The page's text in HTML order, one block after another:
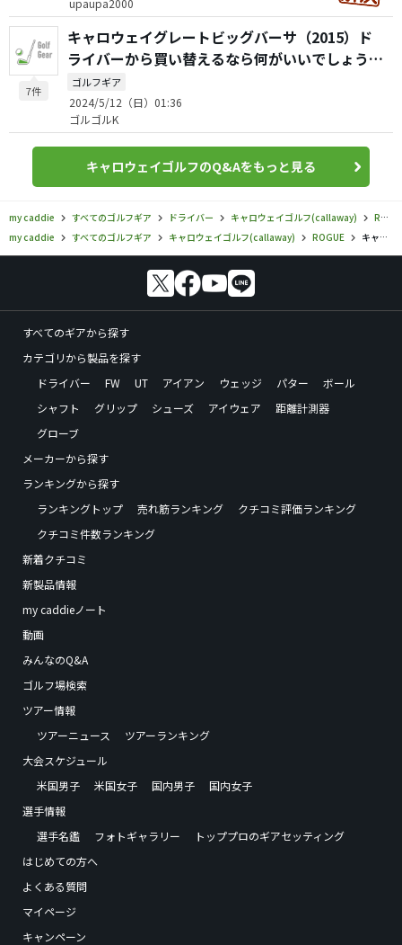
upaupa2000
7件
キャロウェイグレートビッグバーサ（2015）ド
ライバーから買い替えるなら何がいいでしょう
か？
ゴルフギア
2024/5/12（日）01:36
ゴルゴルK
キャロウェイゴルフのQ&Aをもっと見る
my caddie すべてのゴルフギア ドライバー キャロウェイゴルフ(callaway)
ROGUE
my caddie
すべてのゴルフギア キャロウェイゴルフ(callaway) ROGUE キャロウェイゴルフ／ROGUE／ROGUE STAR ドライバ―の口コミ評価
すべてのギアから探す
カテゴリから製品を探す
ドライバー
FW UT アイアン ウェッジ パター
ボール
シャフト
グリップ シューズ アイウェア
距離計測器
グローブ
メーカーから探す
ランキングから探す
ランキングトップ
売れ筋ランキング
クチコミ評価ランキング
クチコミ件数ランキング
新着クチコミ
新製品情報
my caddieノート
動画
みんなのQ&A
ゴルフ場検索
ツアー情報
ツアーニュース
ツアーランキング
大会スケジュール
米国男子
米国女子 国内男子
国内女子
選手情報
選手名鑑
フォトギャラリー
トッププロのギアセッティング
はじめての方へ
よくある質問
マイページ
キャンペーン